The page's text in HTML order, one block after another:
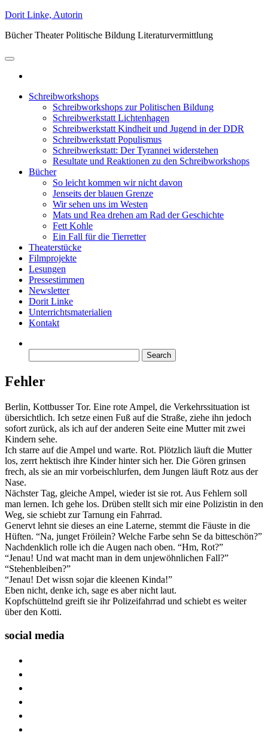
Skip
the
Dorit Linke, Autorin
Bücher Theater Politische Bildung Literaturvermittlung
Schreibworkshops
Schreibworkshops zur Politischen Bildung
Schreibwerkstatt Lichtenhagen
Schreibwerkstatt Kindheit und Jugend in der DDR
Schreibwerkstatt Populismus
Schreibwerkstatt: Der Tyrannei widerstehen
Resultate und Reaktionen zu den Schreibworkshops
Bücher
So leicht kommen wir nicht davon
Jenseits der blauen Grenze
Wir sehen uns im Westen
Mats und Rea drehen am Rad der Geschichte
Fett Kohle
Ein Fall für die Tierretter
Theaterstücke
Filmprojekte
Lesungen
Pressestimmen
Newsletter
Dorit Linke
Unterrichtsmaterialien
Kontakt
for:
Fehler
Berlin, Kottbusser Tor. Eine rote Ampel, die Verkehrssituation ist
übersichtlich. Ich setze einen Fuß auf die Straße, ziehe ihn jedoch
sofort zurück, als ich auf der anderen Seite eine Mutter mit zwei
Kindern sehe.
Ich starre auf die Ampel und warte. Rot. Plötzlich läuft die Mutter
los, zerrt hektisch ihre Kinder hinter sich her. Die Gören grinsen
frech, als sie an mir vorbeischlurfen, dem Jungen läuft Rotz aus der
Nase.
Nächster Tag, gleiche Ampel, wieder ist sie rot. Aus Fehlern soll
man lernen. Ich gehe los. Drüben stellt sich mir eine Polizistin in den
Weg, sie schiebt zur Tarnung ein Fahrrad.
Genervt lehnt sie dieses an eine Laterne, stemmt die Fäuste in die
Hüften. “Na, junget Fröilein? Welche Farbe sehn Se da bitteschön?”
Nachdenklich rolle ich die Augen nach oben. “Hm, Rot?”
“Jenau! Und wat macht man in dem unjewöhnlichen Fall?”
“Stehenbleiben?”
“Jenau! Det wissn sojar die kleenen Kinda!”
Eben nicht, denke ich, sage es aber nicht laut.
Kopfschüttelnd greift sie ihr Polizeifahrrad und schiebt es weiter
über den Kotti.
social media